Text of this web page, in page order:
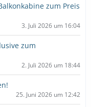
zum Preis
3. Juli 2026 um 16:04
zum
2. Juli 2026 um 18:44
25. Juni 2026 um 12:42